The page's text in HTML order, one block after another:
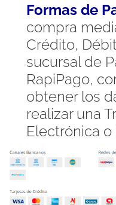
Formas de
compra
Crédito,
sucursal de
RapiPago,
obtener los
realizar una
Electrónica